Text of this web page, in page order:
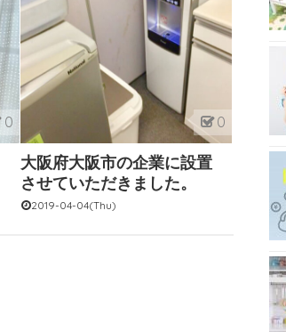
0 0
大阪府大阪市の企業に設置
させていただきました。
2019-04-04(Thu)